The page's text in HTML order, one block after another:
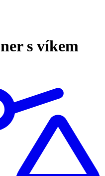
s víkem